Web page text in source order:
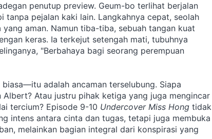
penutup preview. Geum-bo terlihat berjalan
tanpa pejalan kaki lain. Langkahnya cepat, seolah
aman. Namun tiba-tiba, sebuah tangan kuat
keras. Ia terkejut setengah mati, tubuhnya
"Berbahaya bagi seorang perempuan
adalah ancaman terselubung. Siapa
Albert? Atau justru pihak ketiga yang juga mengincar
tercium? Episode 9-10 Undercover Miss Hong tidak
intens antara cinta dan tugas, tetapi juga membuka
melainkan bagian integral dari konspirasi yang